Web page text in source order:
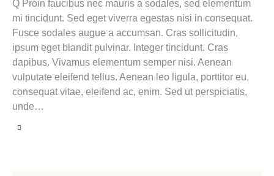
Q Proin faucibus nec mauris a sodales, sed elementum
mi tincidunt. Sed eget viverra egestas nisi in consequat.
Fusce sodales augue a accumsan. Cras sollicitudin,
ipsum eget blandit pulvinar. Integer tincidunt. Cras
dapibus. Vivamus elementum semper nisi. Aenean
vulputate eleifend tellus. Aenean leo ligula, porttitor eu,
consequat vitae, eleifend ac, enim. Sed ut perspiciatis,
unde…